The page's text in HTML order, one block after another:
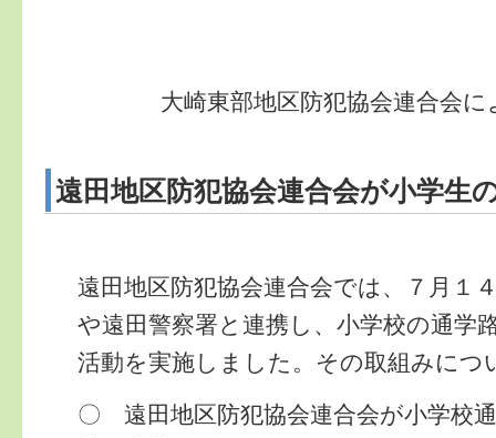
大崎東部地区防犯協会連合会
遠田地区防犯協会連合会が小学生
遠田地区防犯協会連合会では、７月１
や遠田警察署と連携し、小学校の通学
活動を実施しました。その取組みにつ
〇 遠田地区防犯協会連合会が小学校